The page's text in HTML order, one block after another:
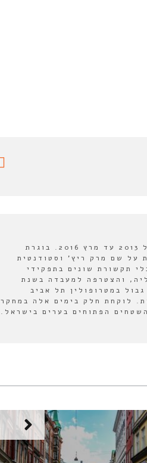
עורכת המשנה של "אורבנולוגיה" מאפריל 2013 עד מרץ 2016. בוגרת
על שם מרק ריץ' וסטודנטית
תקשורת שונים בתפקידי
והצטרפה למעבדה בשנת
גבול במטרופולין תל אביב
לוקחת חלק בימים אלה במחקר
הפתוחים בערים בישראל.